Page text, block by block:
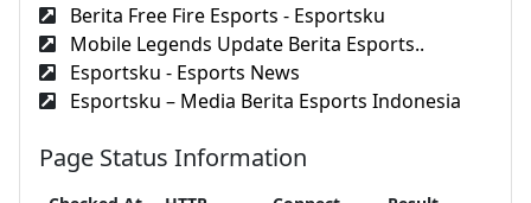
Berita Free Fire Esports - Esportsku
Mobile Legends Update Berita Esports..
Esportsku - Esports News
Esportsku – Media Berita Esports Indonesia
Page Status Information